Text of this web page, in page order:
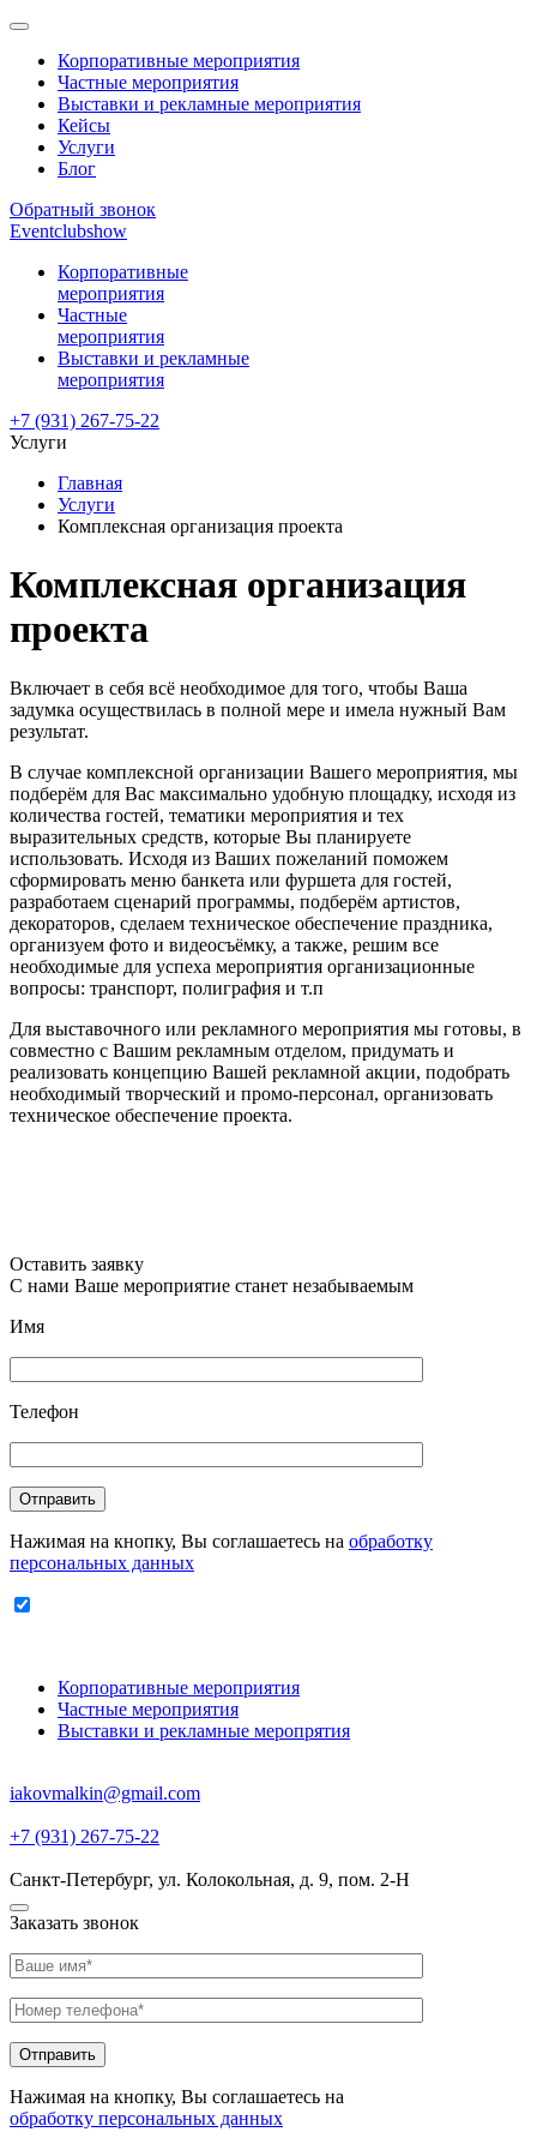
Корпоративные мероприятия
Частные мероприятия
Выставки и рекламные мероприятия
Кейсы
Услуги
Блог
Обратный звонок
Eventclubshow
Корпоративные
мероприятия
Частные
мероприятия
Выставки и рекламные
мероприятия
+7 (931) 267-75-22
Услуги
Главная
Услуги
Комплексная организация проекта
Комплексная организация
проекта
Включает в себя всё необходимое для того, чтобы Ваша
задумка осуществилась в полной мере и имела нужный Вам
результат.
В случае комплексной организации Вашего мероприятия, мы
подберём для Вас максимально удобную площадку, исходя из
количества гостей, тематики мероприятия и тех
выразительных средств, которые Вы планируете
использовать. Исходя из Ваших пожеланий поможем
сформировать меню банкета или фуршета для гостей,
разработаем сценарий программы, подберём артистов,
декораторов, сделаем техническое обеспечение праздника,
организуем фото и видеосъёмку, а также, решим все
необходимые для успеха мероприятия организационные
вопросы: транспорт, полиграфия и т.п
Для выставочного или рекламного мероприятия мы готовы, в
совместно с Вашим рекламным отделом, придумать и
реализовать концепцию Вашей рекламной акции, подобрать
необходимый творческий и промо-персонал, организовать
техническое обеспечение проекта.
Оставить заявку
С нами Ваше мероприятие станет незабываемым
Имя
Телефон
Отправить
Нажимая на кнопку, Вы соглашаетесь на обработку
персональных данных
Корпоративные мероприятия
Частные мероприятия
Выставки и рекламные меропрятия
iakovmalkin@gmail.com
+7 (931) 267-75-22
Санкт-Петербург, ул. Колокольная, д. 9, пом. 2-Н
Заказать звонок
Отправить
Нажимая на кнопку, Вы соглашаетесь на
обработку персональных данных